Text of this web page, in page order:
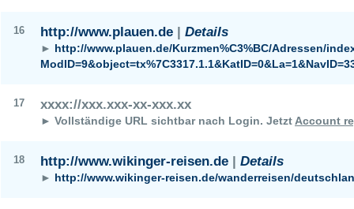
16 http://www.plauen.de | Details
► http://www.plauen.de/Kurzmen%C3%BC/Adressen/
17 xxxx://xxx.xxx-xx-xxx.xx
► Vollständige URL sichtbar nach Login. Jetzt Account
18 http://www.wikinger-reisen.de | Details
► http://www.wikinger-reisen.de/wanderreisen/